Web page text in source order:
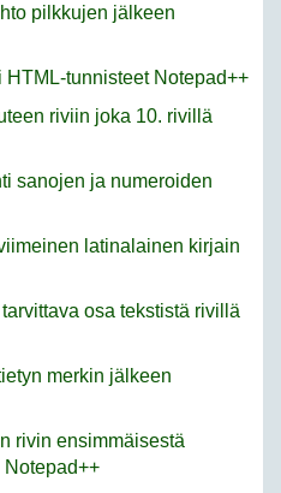
pilkkujen jälkeen
tunnisteet Notepad++
riviin joka 10. rivillä
sanojen ja numeroiden
latinalainen kirjain
osa tekstistä rivillä
merkin jälkeen
rivin ensimmäisestä